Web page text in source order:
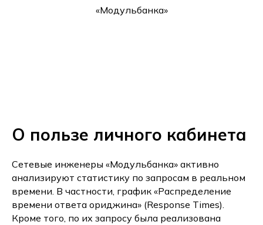
«Модульбанка»
О пользе личного кабинета
Сетевые инженеры «Модульбанка» активно
анализируют статистику по запросам в реальном
времени. В частности, график «Распределение
времени ответа ориджина» (Response Times).
Кроме того, по их запросу была реализована